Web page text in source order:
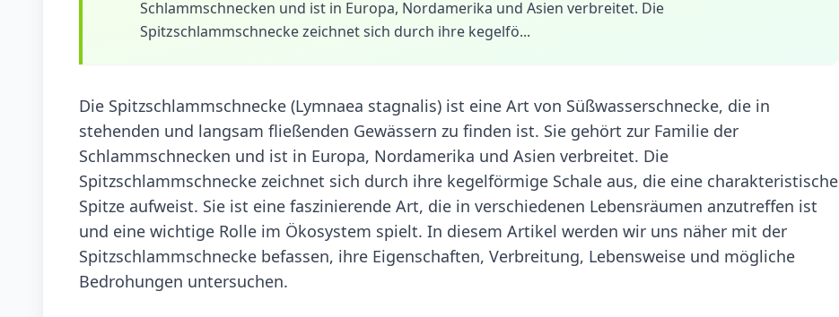
Schlammschnecken und ist in Europa, Nordamerika und Asien verbreitet. Die
Spitzschlammschnecke zeichnet sich durch ihre kegelfö...
Die Spitzschlammschnecke (Lymnaea stagnalis) ist eine Art von Süßwasserschnecke, die in
stehenden und langsam fließenden Gewässern zu finden ist. Sie gehört zur Familie der
Schlammschnecken und ist in Europa, Nordamerika und Asien verbreitet. Die
Spitzschlammschnecke zeichnet sich durch ihre kegelförmige Schale aus, die eine charakteristische
Spitze aufweist. Sie ist eine faszinierende Art, die in verschiedenen Lebensräumen anzutreffen ist
und eine wichtige Rolle im Ökosystem spielt. In diesem Artikel werden wir uns näher mit der
Spitzschlammschnecke befassen, ihre Eigenschaften, Verbreitung, Lebensweise und mögliche
Bedrohungen untersuchen.